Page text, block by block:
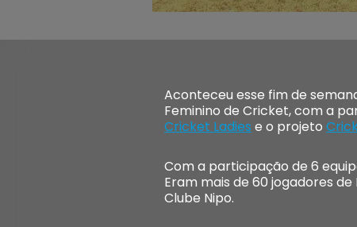
Aconteceu esse fim de
Feminino de Cricket, com a
Cricket Ladies e o projeto
Com a participação de 6
Eram mais de 60 jogadores
Clube Nipo.